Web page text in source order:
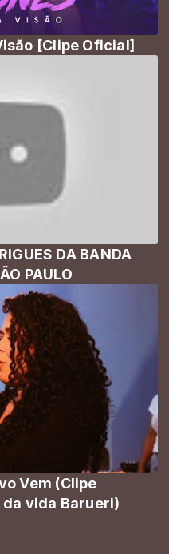
[Clipe Oficial]
DA BANDA
PAULO
Vem (Clipe
vida Barueri)